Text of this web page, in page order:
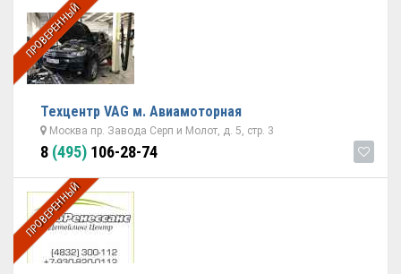
ПРОВЕРЕННЫЙ
Техцентр VAG м. Авиамоторная
Москва пр. Завода Серп и Молот, д. 5, стр. 3
8 (495) 106-28-74
ПРОВЕРЕННЫЙ